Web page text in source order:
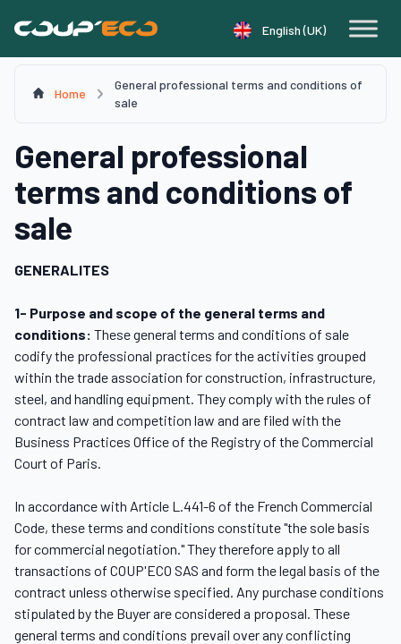
English (UK)
Home
General professional terms and conditions of
sale
General professional
terms and conditions of
sale
GENERALITES
1- Purpose and scope of the general terms and
conditions: These general terms and conditions of sale
codify the professional practices for the activities grouped
within the trade association for construction, infrastructure,
steel, and handling equipment. They comply with the rules of
contract law and competition law and are filed with the
Business Practices Office of the Registry of the Commercial
Court of Paris.
In accordance with Article L.441-6 of the French Commercial
Code, these terms and conditions constitute "the sole basis
for commercial negotiation." They therefore apply to all
transactions of COUP'ECO SAS and form the legal basis of the
contract unless otherwise specified. Any purchase conditions
stipulated by the Buyer are considered a proposal. These
general terms and conditions prevail over any conflicting